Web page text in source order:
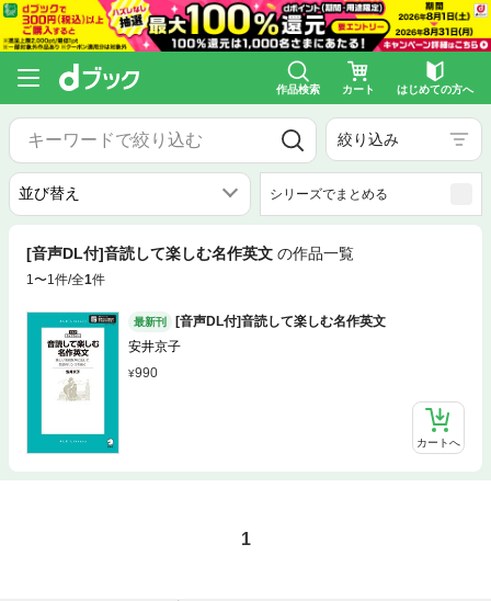
作品検索 カート はじめての方へ
絞り込み
シリーズでまとめる
[音声DL付]音読して楽しむ名作英文 の作品一覧
1〜1件/全1件
最新刊
[音声DL付]音読して楽しむ名作英文
安井京子
990
カートへ
1